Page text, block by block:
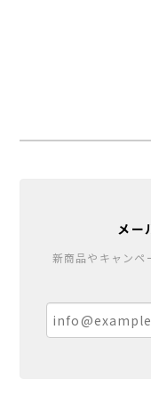
メー
新商品やキャンペ